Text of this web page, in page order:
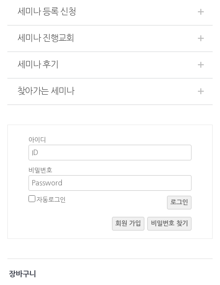
세미나 등록 신청
세미나 진행교회
세미나 후기
찾아가는 세미나
아이디
비밀번호
자동로그인 로그인
회원 가입 비밀번호 찾기
장바구니